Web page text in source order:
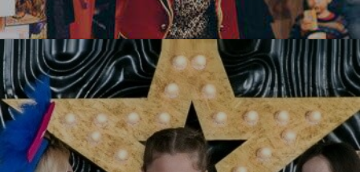
УЗНАТЬ БОЛЬШЕ
Цирк! Цирк! Цирк!